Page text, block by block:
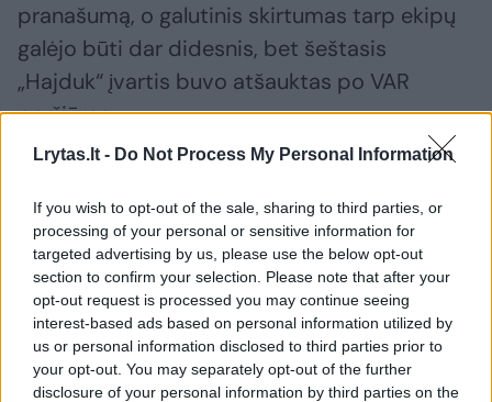
Lrytas.lt - Do Not Process My Personal Information
If you wish to opt-out of the sale, sharing to third parties, or
processing of your personal or sensitive information for
targeted advertising by us, please use the below opt-out
section to confirm your selection. Please note that after your
opt-out request is processed you may continue seeing
interest-based ads based on personal information utilized by
us or personal information disclosed to third parties prior to
your opt-out. You may separately opt-out of the further
disclosure of your personal information by third parties on the
pranašumą, o galutinis skirtumas tarp ekipų
galėjo būti dar didesnis, bet šeštasis
„Hajduk“ įvartis buvo atšauktas po VAR
peržiūros.
nemažai kalbama apie „Žalgirio“ namų
stadiono dirbtinę dangą, mat ant tikros žolės
įprastai žaidžiantys kroatai prie jos gali būti
nepripratę. Akcentuojamas buvo galimas
greitesnis žaidimas, tačiau tai, panašu, į
naudą buvo būtent „Hajduk“ komandai.